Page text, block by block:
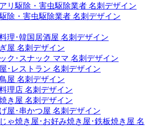
リ駆除・害虫駆除業者 名刺デザイン
除・害虫駆除業者 名刺デザイン
理･韓国居酒屋 名刺デザイン
屋 名刺デザイン
ク･スナック ママ 名刺デザイン
･レストラン 名刺デザイン
屋 名刺デザイン
理店 名刺デザイン
き屋 名刺デザイン
屋･串かつ屋 名刺デザイン
ゃ焼き屋･お好み焼き屋･鉄板焼き屋 名